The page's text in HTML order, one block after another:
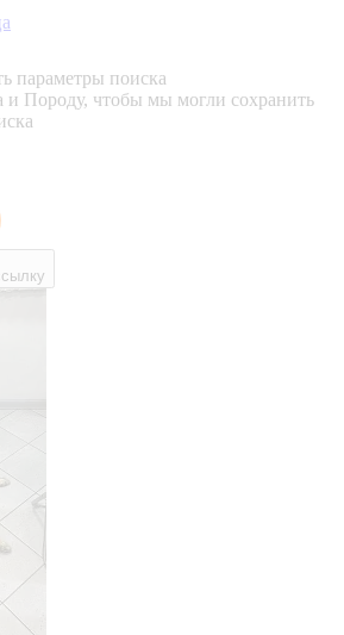
параметры поиска
Породу, чтобы мы могли сохранить